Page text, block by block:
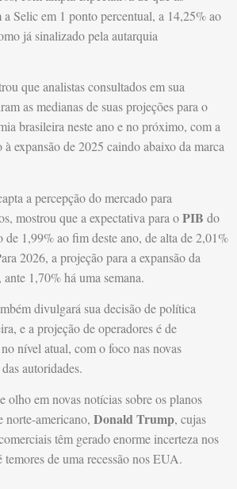
a Selic em 1 ponto percentual, a 14,25% ao
já sinalizado pela autarquia
que analistas consultados em sua
as medianas de suas projeções para o
brasileira neste ano e no próximo, com a
expansão de 2025 caindo abaixo da marca
a percepção do mercado para
mostrou que a expectativa para oPIB do
de 1,99% ao fim deste ano, de alta de 2,01%
2026, a projeção para a expansão da
1,70% há uma semana.
divulgará sua decisão de política
e a projeção de operadores é de
nível atual, com o foco nas novas
autoridades.
olho em novas notícias sobre os planos
norte-americano, Donald Trump, cujas
têm gerado enorme incerteza nos
temores de uma recessão nos EUA.